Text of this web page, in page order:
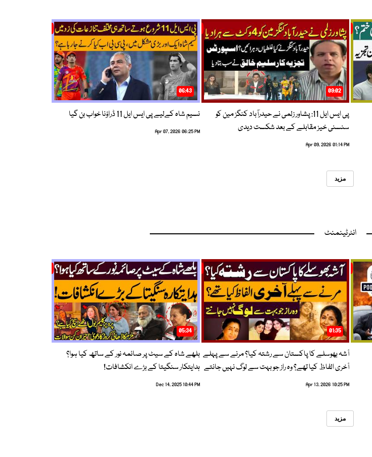
09:02
پی ایس ایل 11: پشاور زلمی نے حیدرآباد کنگز مین کو
سنسنی خیز مقابلے کے بعد شکست دیدی
Apr 09, 2026 01:14 PM
06:43
نسیم شاہ کےلیے پی ایس ایل 11 ڈراؤنا خواب بن گیا
Apr 07, 2026 06:25 PM
مزید
انٹرٹینمنٹ
01:35
آشہ بھوسلے کا پاکستان سے رشتہ کیا؟ مرنے سے پہلے
آخری الفاظ کیا تھے؟ وہ راز جو بہت سے لوگ نہیں جانتے
Apr 13, 2026 10:25 PM
05:34
بلھے شاہ کے سیٹ پر صائمہ نور کے ساتھ کیا ہوا؟
ہدایتکار سنگیتا کے بڑے انکشافات!
Dec 14, 2025 10:44 PM
مزید